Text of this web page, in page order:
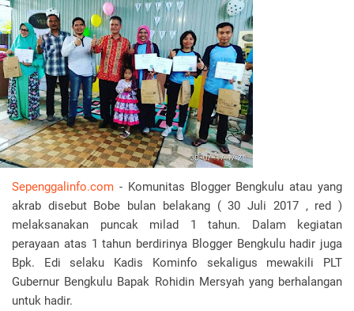
Sepenggalinfo.com - Komunitas Blogger Bengkulu atau yang
akrab disebut Bobe bulan belakang ( 30 Juli 2017 , red )
melaksanakan puncak milad 1 tahun. Dalam kegiatan
perayaan atas 1 tahun berdirinya Blogger Bengkulu hadir juga
Bpk. Edi selaku Kadis Kominfo sekaligus mewakili PLT
Gubernur Bengkulu Bapak Rohidin Mersyah yang berhalangan
untuk hadir.